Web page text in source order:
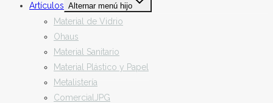
Artículos Alternar menú hijo
Material de Vidrio
Ohaus
Material Sanitario
Material Plástico y Papel
Metalistería
ComercialJPG